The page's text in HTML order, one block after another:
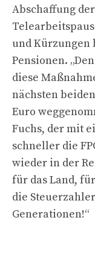
Abschaffung
und Kürzungen
Pensionen.
diese
nächsten
Euro
Fuchs, der mit
schneller die
wieder in der
für das Land, für
die
Generationen!“